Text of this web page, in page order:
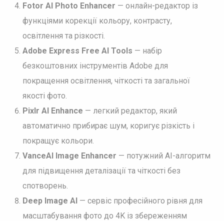
Fotor AI Photo Enhancer — онлайн-редактор із
функціями корекції кольору, контрасту,
освітлення та різкості.
Adobe Express Free AI Tools — набір
безкоштовних інструментів Adobe для
покращення освітлення, чіткості та загальної
якості фото.
Pixlr AI Enhance — легкий редактор, який
автоматично прибирає шум, коригує різкість і
покращує кольори.
VanceAI Image Enhancer — потужний AI-алгоритм
для підвищення деталізації та чіткості без
спотворень.
Deep Image AI— сервіс професійного рівня для
масштабування фото до 4K із збереженням